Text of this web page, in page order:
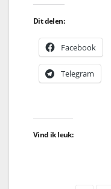
Dit delen:
Facebook
Telegram
Vind ik leuk: